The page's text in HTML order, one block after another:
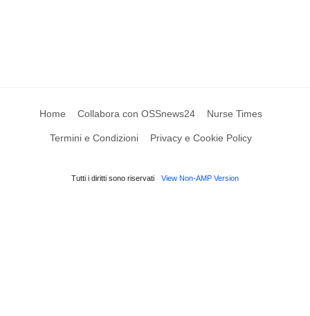
Home Collabora con OSSnews24 Nurse Times
Termini e Condizioni Privacy e Cookie Policy
Tutti i diritti sono riservati View Non-AMP Version